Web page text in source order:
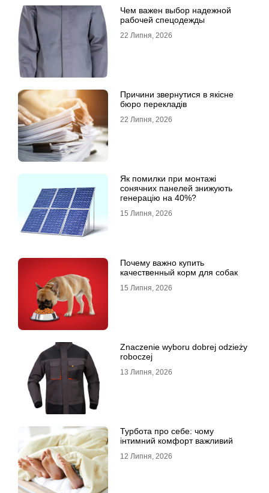
Чем важен выбор надежной
рабочей спецодежды
22 Липня, 2026
Причини звернутися в якісне
бюро перекладів
22 Липня, 2026
Як помилки при монтажі
сонячних панелей знижують
генерацію на 40%?
15 Липня, 2026
Почему важно купить
качественный корм для собак
15 Липня, 2026
Znaczenie wyboru dobrej odzieży
roboczej
13 Липня, 2026
Турбота про себе: чому
інтимний комфорт важливий
12 Липня, 2026